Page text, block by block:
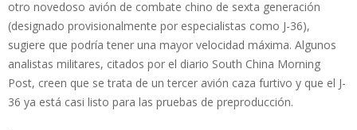
otro novedoso avión de combate chino de sexta generación
(designado provisionalmente por especialistas como J-36),
sugiere que podría tener una mayor velocidad máxima. Algunos
analistas militares, citados por el diario South China Morning
Post, creen que se trata de un tercer avión caza furtivo y que el J-
36 ya está casi listo para las pruebas de preproducción.